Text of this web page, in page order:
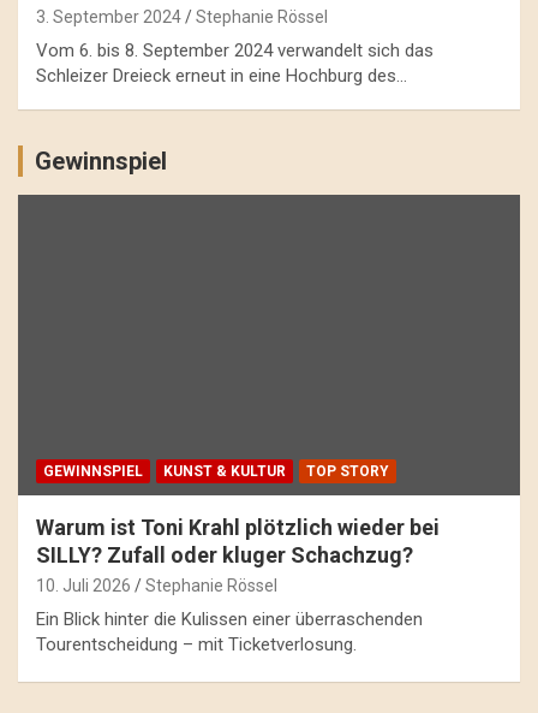
3. September 2024 Stephanie Rössel
Vom 6. bis 8. September 2024 verwandelt sich das
Schleizer Dreieck erneut in eine Hochburg des…
Gewinnspiel
GEWINNSPIEL KUNST & KULTUR TOP STORY
Warum ist Toni Krahl plötzlich wieder bei
SILLY? Zufall oder kluger Schachzug?
10. Juli 2026 Stephanie Rössel
Ein Blick hinter die Kulissen einer überraschenden
Tourentscheidung – mit Ticketverlosung.